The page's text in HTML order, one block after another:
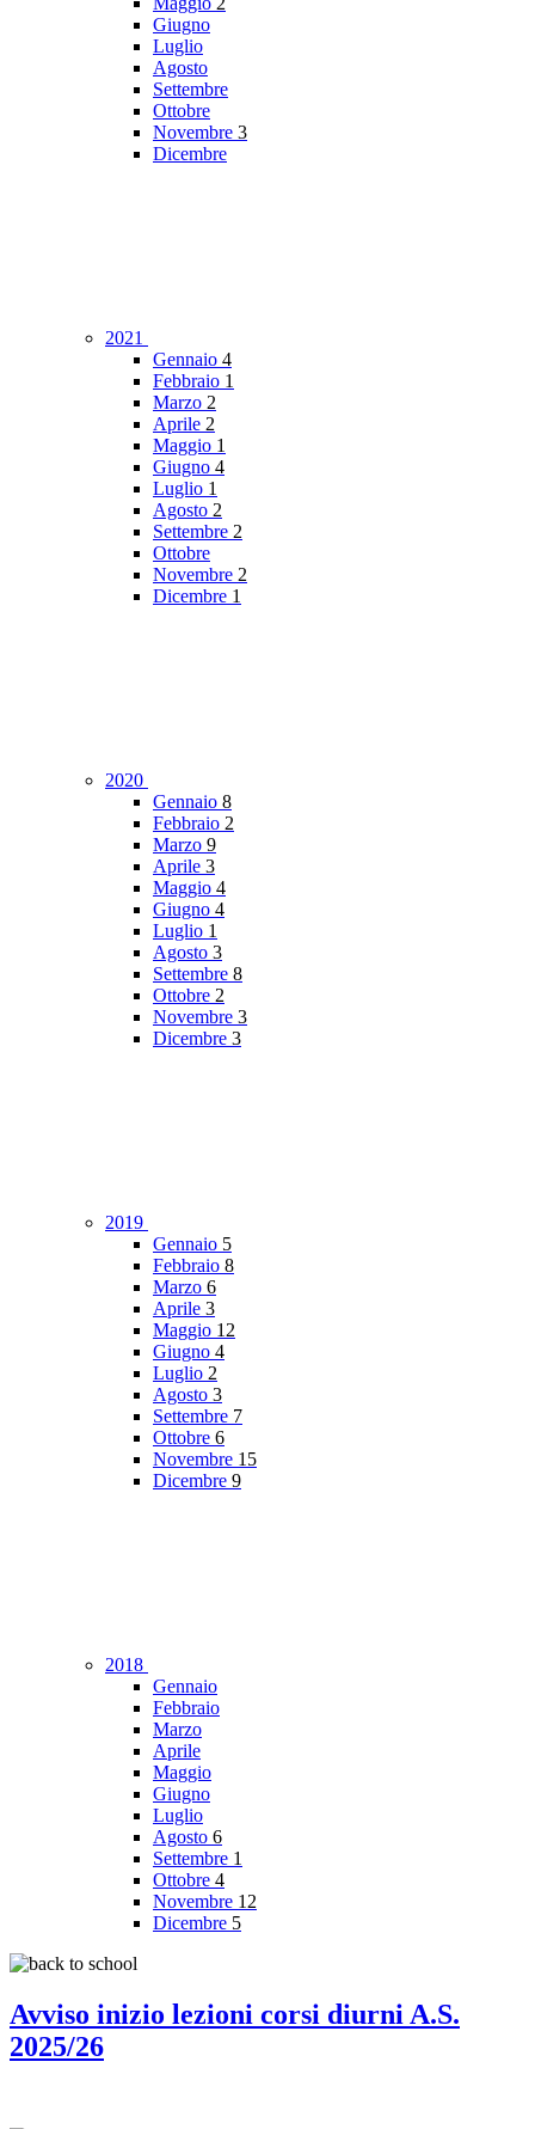
Giugno
Luglio
Agosto
Settembre
Ottobre
Novembre 3
Dicembre
2021
Gennaio 4
Febbraio 1
Marzo 2
Aprile 2
Maggio 1
Giugno 4
Luglio 1
Agosto 2
Settembre 2
Ottobre
Novembre 2
Dicembre 1
2020
Gennaio 8
Febbraio 2
Marzo 9
Aprile 3
Maggio 4
Giugno 4
Luglio 1
Agosto 3
Settembre 8
Ottobre 2
Novembre 3
Dicembre 3
2019
Gennaio 5
Febbraio 8
Marzo 6
Aprile 3
Maggio 12
Giugno 4
Luglio 2
Agosto 3
Settembre 7
Ottobre 6
Novembre 15
Dicembre 9
2018
Gennaio
Febbraio
Marzo
Aprile
Maggio
Giugno
Luglio
Agosto 6
Settembre 1
Ottobre 4
Novembre 12
Dicembre 5
Avviso inizio lezioni corsi diurni A.S.
2025/26